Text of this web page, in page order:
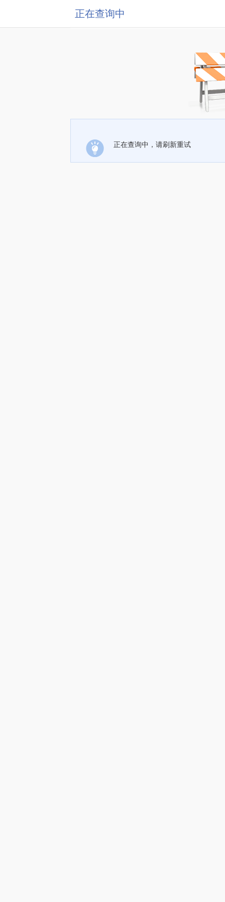
正在查询中
正在查询中，请刷新重试